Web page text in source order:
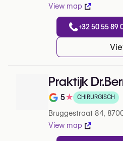
View map
+32 50 55 89
Praktijk
Note de 5 sur 5 sur
5★ CHIRURGISCH
Bruggestraat 84,
View map